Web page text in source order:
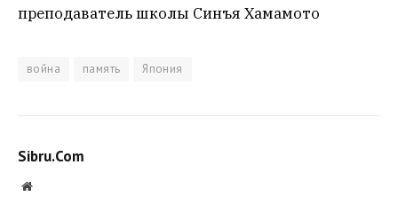
преподаватель школы Синъя Хамамото
война память Япония
Sibru.Com
Website